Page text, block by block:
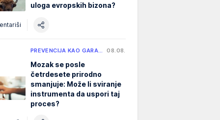
uloga evropskih bizona?
PREVENCIJA KAO GARA… 08.08.2026.
Mozak se posle
četrdesete prirodno
smanjuje: Može li sviranje
instrumenta da uspori taj
proces?